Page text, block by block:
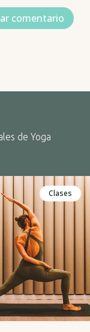
comentario
de Yoga
Clases